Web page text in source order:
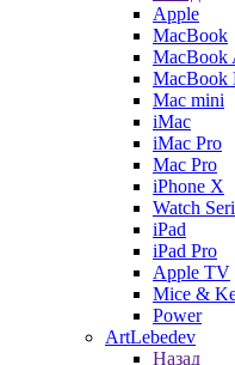
Apple
MacBook
MacBook
MacBook
Mac mini
iMac
iMac Pro
Mac Pro
iPhone X
Watch
iPad
iPad Pro
Apple TV
Mice &
Power
ArtLebedev
Назад